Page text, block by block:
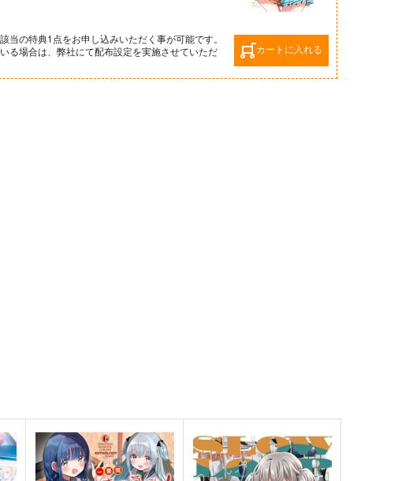
当の特典1点をお申し込みいただく事が可能です。
る場合は、弊社にて配布設定を実施させていただ
カートに入れる